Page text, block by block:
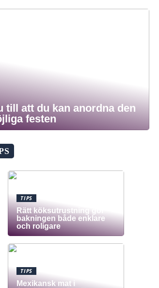
till att du kan anordna den
festen
TIPS
Rätt köksutrustning gör
bakningen både enklare
och roligare
TIPS
Mexikansk mat i